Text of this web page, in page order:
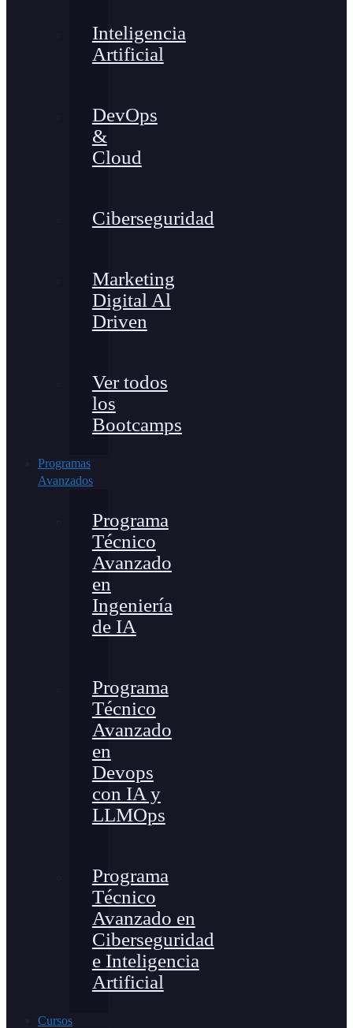
Inteligencia
Artificial
DevOps
&
Cloud
Ciberseguridad
Marketing
Digital Al
Driven
Ver todos
los
Bootcamps
Programas
Avanzados
Programa
Técnico
Avanzado
en
Ingeniería
de IA
Programa
Técnico
Avanzado
en
Devops
con IA y
LLMOps
Programa
Técnico
Avanzado en
Ciberseguridad
e Inteligencia
Artificial
Cursos